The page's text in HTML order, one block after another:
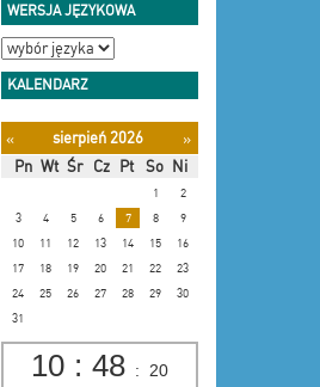
WERSJA JĘZYKOWA
KALENDARZ
« sierpień 2026
»
Pn Wt Śr Cz Pt So Ni
1
2
3
4 5 6 7 8
9
10
11 12 13 14 15
16
17
18 19 20 21 22
23
24
25 26 27 28 29
30
31
10 : 48 : 20